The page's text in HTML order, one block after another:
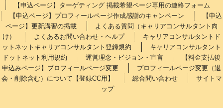
【申込ページ】ターゲティング 掲載希望ページ専用の連絡フォーム
【申込ページ】プロフィールページ作成感謝のキャンペーン
【申込
ページ】更新講習の掲載
よくある質問（キャリアコンサルタント向
け）
よくあるお問い合わせ・ヘルプ
キャリアコンサルタントド
ットネットキャリアコンサルタント登録規約
キャリアコンサルタント
ドットネット利用規約
運営理念・ビジョン・宣言
【料金支払後
申込みページ】プロフィールページ変更
プロフィールページ変更（退
会・削除含む）について【登録CC用】
総合問い合わせ
サイトマ
ップ